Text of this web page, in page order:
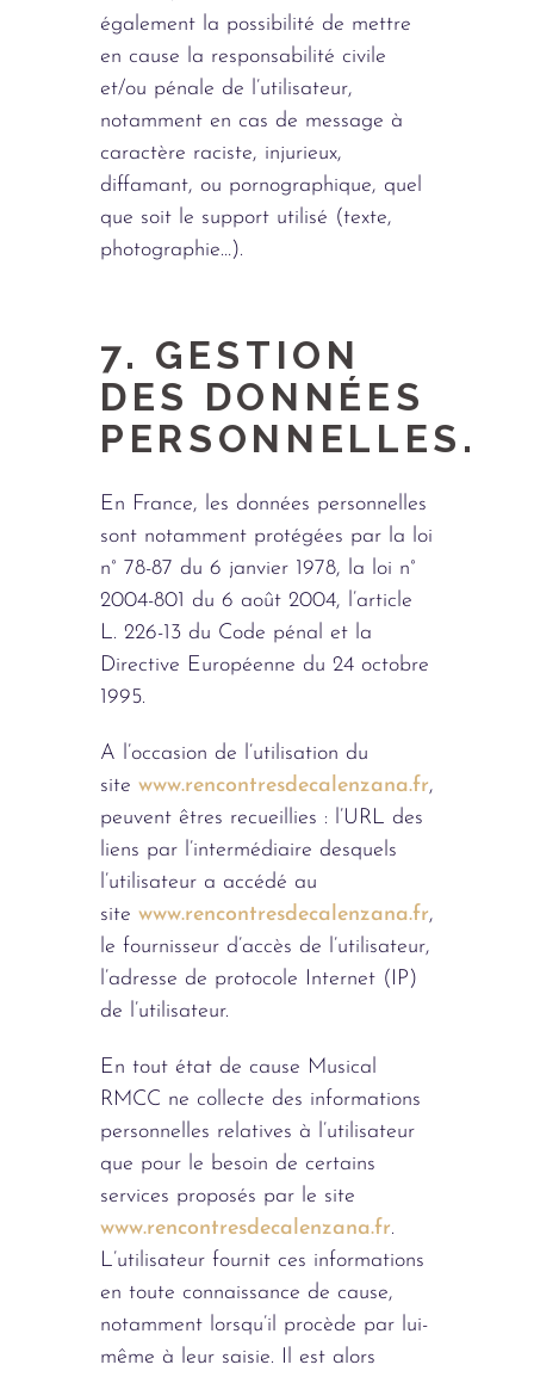
également la possibilité de mettre
en cause la responsabilité civile
et/ou pénale de l’utilisateur,
notamment en cas de message à
caractère raciste, injurieux,
diffamant, ou pornographique, quel
que soit le support utilisé (texte,
photographie…).
7. GESTION
DES DONNÉES
PERSONNELLES.
En France, les données personnelles
sont notamment protégées par la loi
n° 78-87 du 6 janvier 1978, la loi n°
2004-801 du 6 août 2004, l’article
L. 226-13 du Code pénal et la
Directive Européenne du 24 octobre
1995.
A l’occasion de l’utilisation du
site www.rencontresdecalenzana.fr,
peuvent êtres recueillies : l’URL des
liens par l’intermédiaire desquels
l’utilisateur a accédé au
site www.rencontresdecalenzana.fr,
le fournisseur d’accès de l’utilisateur,
l’adresse de protocole Internet (IP)
de l’utilisateur.
En tout état de cause Musical
RMCC ne collecte des informations
personnelles relatives à l’utilisateur
que pour le besoin de certains
services proposés par le site
www.rencontresdecalenzana.fr.
L’utilisateur fournit ces informations
en toute connaissance de cause,
notamment lorsqu’il procède par lui-
même à leur saisie. Il est alors